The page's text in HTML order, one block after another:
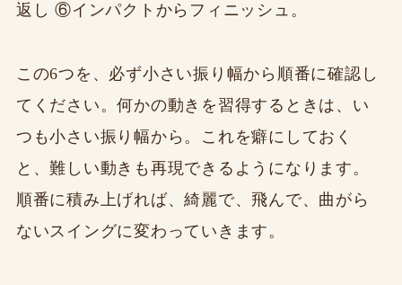
返し ⑥インパクトからフィニッシュ。
この6つを、必ず小さい振り幅から順番に確認し
てください。何かの動きを習得するときは、い
つも小さい振り幅から。これを癖にしておく
と、難しい動きも再現できるようになります。
順番に積み上げれば、綺麗で、飛んで、曲がら
ないスイングに変わっていきます。